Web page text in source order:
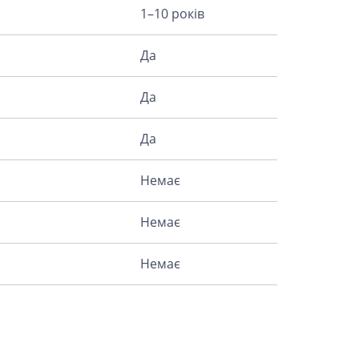
1–10 років
Да
Да
Да
Немає
Немає
Немає